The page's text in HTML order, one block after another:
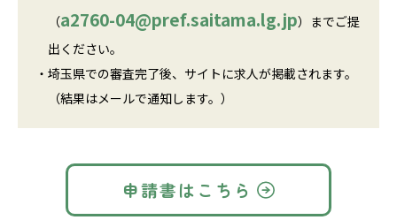
（a2760-04@pref.saitama.lg.jp）までご提
出ください。
・ 埼玉県での審査完了後、サイトに求人が掲載されます。
（結果はメールで通知します。）
申請書はこちら